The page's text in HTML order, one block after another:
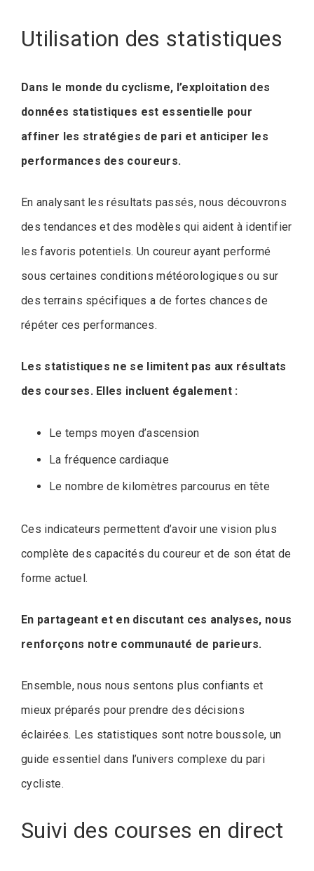
Utilisation des statistiques
Dans le monde du cyclisme, l’exploitation des
données statistiques est essentielle pour
affiner les stratégies de pari et anticiper les
performances des coureurs.
En analysant les résultats passés, nous découvrons
des tendances et des modèles qui aident à identifier
les favoris potentiels. Un coureur ayant performé
sous certaines conditions météorologiques ou sur
des terrains spécifiques a de fortes chances de
répéter ces performances.
Les statistiques ne se limitent pas aux résultats
des courses. Elles incluent également :
Le temps moyen d’ascension
La fréquence cardiaque
Le nombre de kilomètres parcourus en tête
Ces indicateurs permettent d’avoir une vision plus
complète des capacités du coureur et de son état de
forme actuel.
En partageant et en discutant ces analyses, nous
renforçons notre communauté de parieurs.
Ensemble, nous nous sentons plus confiants et
mieux préparés pour prendre des décisions
éclairées. Les statistiques sont notre boussole, un
guide essentiel dans l’univers complexe du pari
cycliste.
Suivi des courses en direct